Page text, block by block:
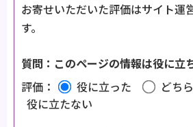
お寄せいただいた評価はサイト運
す。
質問：このページの情報は役に立
評価：
役に立った
どち
役に立たない